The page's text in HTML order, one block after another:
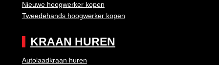
Nieuwe hoogwerker kopen
Tweedehands hoogwerker kopen
KRAAN HUREN
Autolaadkraan huren